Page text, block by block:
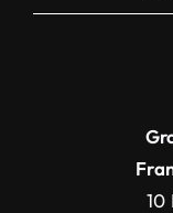
10